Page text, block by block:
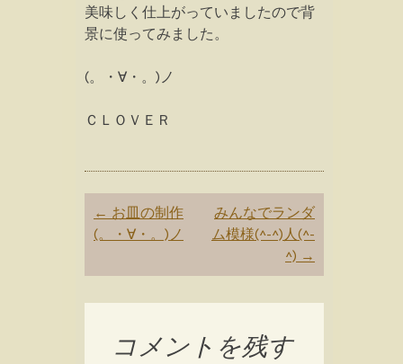
美味しく仕上がっていましたので背
景に使ってみました。
(。・∀・。)ノ
ＣＬＯＶＥＲ
Post
navigation
← お皿の制作
(。・∀・。)ノ
みんなでランダ
ム模様(^-^)人(^-
^) →
コメントを残す